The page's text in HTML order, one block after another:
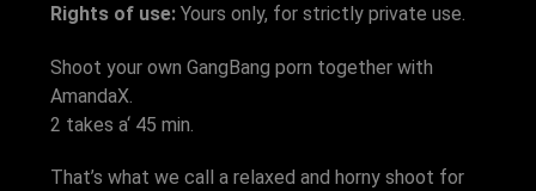
Rights of use: Yours only, for strictly private use.
Shoot your own GangBang porn together with
AmandaX.
2 takes a‘ 45 min.
That’s what we call a relaxed and horny shoot for